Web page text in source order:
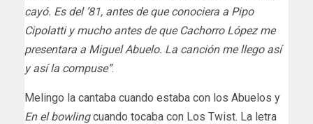
cayó. Es del ’81, antes de que conociera a Pipo
Cipolatti y mucho antes de que Cachorro López me
presentara a Miguel Abuelo. La canción me llego así
y así la compuse”.
Melingo la cantaba cuando estaba con los Abuelos y
En el bowlingcuando tocaba con Los Twist. La letra